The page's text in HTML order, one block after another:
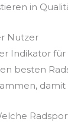
in
Nutzer
Indikator
besten